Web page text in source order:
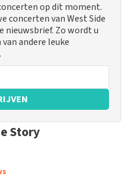
op dit moment.
concerten van West Side
nieuwsbrief. Zo wordt u
andere leuke
Story